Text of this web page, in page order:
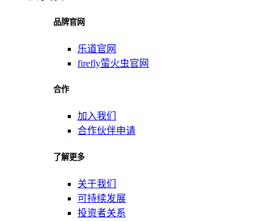
品牌官网
乐道官网
firefly萤火虫官网
合作
加入我们
合作伙伴申请
了解更多
关于我们
可持续发展
投资者关系